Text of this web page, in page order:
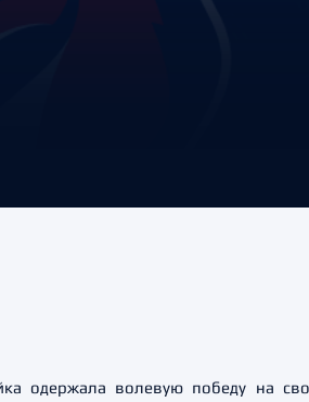
одержала волевую победу на